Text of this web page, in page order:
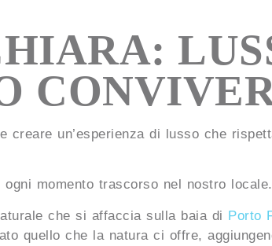
creare un’esperienza di lusso che
momento trascorso nel nostro locale.
che si affaccia sulla baia di Porto
quello che la natura ci offre,